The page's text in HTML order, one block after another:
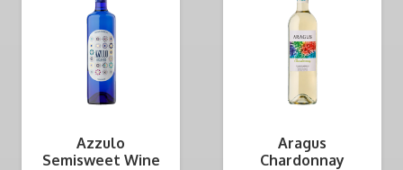
Azzulo
Semisweet Wine
Aragus
Chardonnay